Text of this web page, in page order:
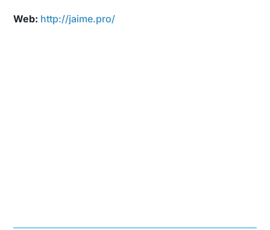
Web: http://jaime.pro/